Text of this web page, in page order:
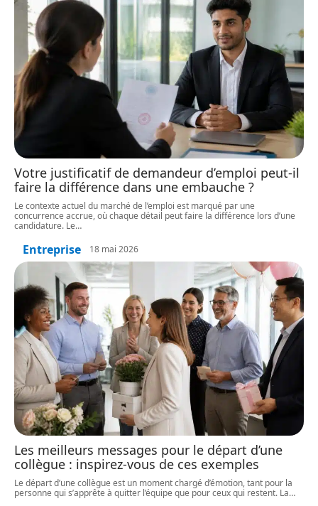
Votre justificatif de demandeur d’emploi peut-il
faire la différence dans une embauche ?
Le contexte actuel du marché de l’emploi est marqué par une
concurrence accrue, où chaque détail peut faire la différence lors d’une
candidature. Le…
Entreprise 18 mai 2026
Les meilleurs messages pour le départ d’une
collègue : inspirez-vous de ces exemples
Le départ d’une collègue est un moment chargé d’émotion, tant pour la
personne qui s’apprête à quitter l’équipe que pour ceux qui restent. La…